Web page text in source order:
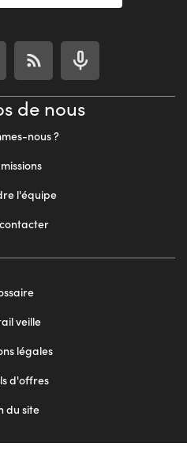
de nous
nous ?
l'équipe
veille
légales
d'offres
du site